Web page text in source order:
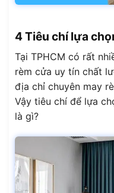
4 Tiêu chí lựa
Tại TPHCM có rất
rèm cửa uy tín chất
địa chỉ chuyên may
Vậy tiêu chí để lựa
là gì?